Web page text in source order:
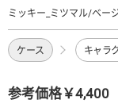
ミッキー_ミツマル/ベー
ケース キャラ
参考価格￥4,400